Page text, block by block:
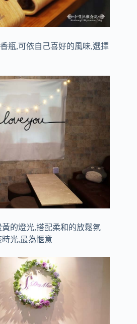
瓶,可依自己喜好的風味,選擇
的燈光,搭配柔和的放鬆氛
光,最為愜意